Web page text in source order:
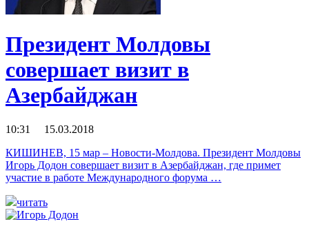
Президент Молдовы
совершает визит в
Азербайджан
10:31 15.03.2018
КИШИНЕВ, 15 мар – Новости-Молдова. Президент Молдовы
Игорь Додон совершает визит в Азербайджан, где примет
участие в работе Международного форума …
читать